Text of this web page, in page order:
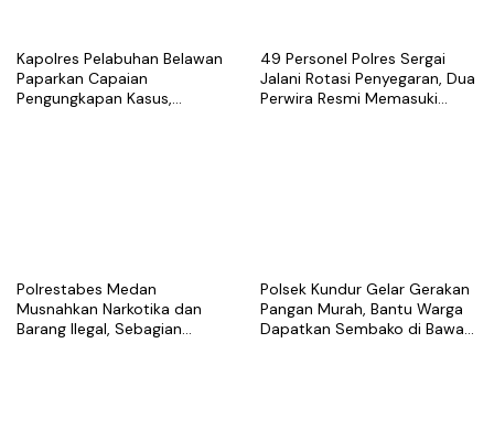
Kapolres Pelabuhan Belawan
Paparkan Capaian
Pengungkapan Kasus,
49 Personel Polres Sergai
Jalani Rotasi Penyegaran, Dua
Perwira Resmi Memasuki
Polrestabes Medan
Musnahkan Narkotika dan
Barang Ilegal, Sebagian
Polsek Kundur Gelar Gerakan
Pangan Murah, Bantu Warga
Dapatkan Sembako di Bawah